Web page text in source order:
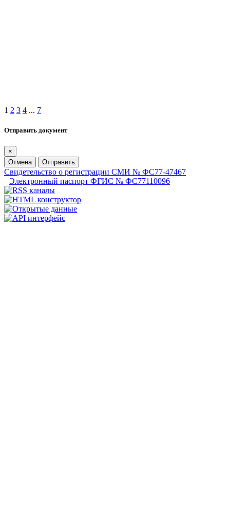
1 2 3 4 ... 7
Отправить документ
×
Отмена
Отправить
Свидетельство о регистрации СМИ № ФС77-47467
Электронный паспорт ФГИС № ФС77110096